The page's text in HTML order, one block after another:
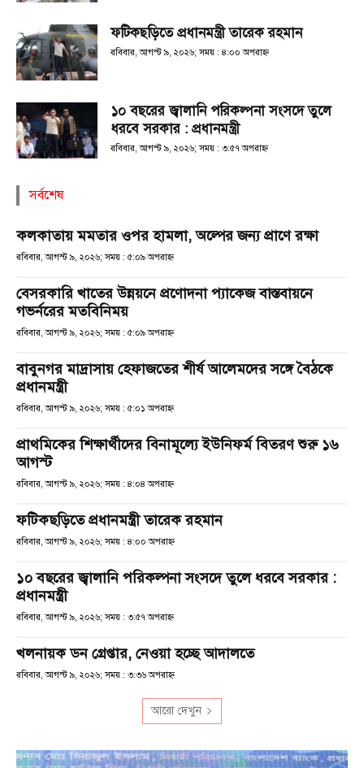
ফটিকছড়িতে প্রধানমন্ত্রী তারেক রহমান
রবিবার, আগস্ট ৯, ২০২৬; সময় : ৪:০০ অপরাহ্ণ
১০ বছরের জ্বালানি পরিকল্পনা সংসদে তুলে
ধরবে সরকার : প্রধানমন্ত্রী
রবিবার, আগস্ট ৯, ২০২৬; সময় : ৩:৫৭ অপরাহ্ণ
সর্বশেষ
কলকাতায় মমতার ওপর হামলা, অল্পের জন্য প্রাণে রক্ষা
রবিবার, আগস্ট ৯, ২০২৬; সময় : ৫:০৯ অপরাহ্ণ
বেসরকারি খাতের উন্নয়নে প্রণোদনা প্যাকেজ বাস্তবায়নে
গভর্নরের মতবিনিময়
রবিবার, আগস্ট ৯, ২০২৬; সময় : ৫:০৯ অপরাহ্ণ
বাবুনগর মাদ্রাসায় হেফাজতের শীর্ষ আলেমদের সঙ্গে বৈঠকে
প্রধানমন্ত্রী
রবিবার, আগস্ট ৯, ২০২৬; সময় : ৫:০১ অপরাহ্ণ
প্রাথমিকের শিক্ষার্থীদের বিনামূল্যে ইউনিফর্ম বিতরণ শুরু ১৬
আগস্ট
রবিবার, আগস্ট ৯, ২০২৬; সময় : ৪:০৪ অপরাহ্ণ
ফটিকছড়িতে প্রধানমন্ত্রী তারেক রহমান
রবিবার, আগস্ট ৯, ২০২৬; সময় : ৪:০০ অপরাহ্ণ
১০ বছরের জ্বালানি পরিকল্পনা সংসদে তুলে ধরবে সরকার :
প্রধানমন্ত্রী
রবিবার, আগস্ট ৯, ২০২৬; সময় : ৩:৫৭ অপরাহ্ণ
খলনায়ক ডন গ্রেপ্তার, নেওয়া হচ্ছে আদালতে
রবিবার, আগস্ট ৯, ২০২৬; সময় : ৩:৩৬ অপরাহ্ণ
আরো দেখুন